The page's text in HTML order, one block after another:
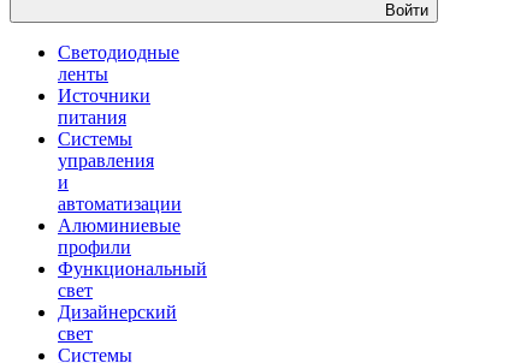
Войти
Светодиодные
ленты
Источники
питания
Системы
управления
и
автоматизации
Алюминиевые
профили
Функциональный
свет
Дизайнерский
свет
Системы